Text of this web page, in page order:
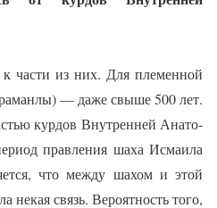
к части из них. Для племенной
— даже свыше 500 лет.
курдов Внутренней Анато­
правления шаха Исмаила
что между шахом и этой
некая связь. Вероят­ность того,